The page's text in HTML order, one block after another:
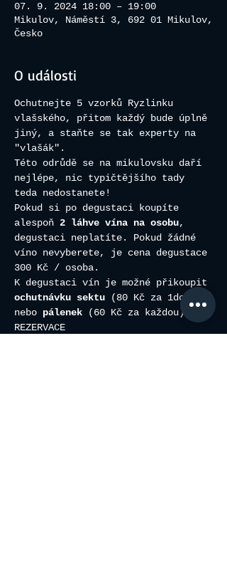
07. 9. 2024 18:00 – 19:00
Mikulov, Náměstí 3, 692 01 Mikulov,
Česko
O události
Ochutnejte 5 vzorků Ryzlinku
vlašského, přitom každý bude úplně
jiný, a staňte se tak experty na
"vlašák".
Této odrůdě se na mikulovsku daří
nejlépe, nic typičtějšího tady
teda nedostanete!
Pokud si po degustaci koupíte
alespoň 2 láhve vína na osobu,
degustaci neplatíte. Pokud žádné
víno nevyberete, je cena degustace
300 Kč / osoba.
K degustaci vín je možné přikoupit
ochutnávku sektu (80 Kč za 1dcl)
nebo pálenek (60 Kč za každou).
REZERVACE